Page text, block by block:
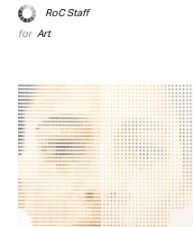
RoC Staff
for Art